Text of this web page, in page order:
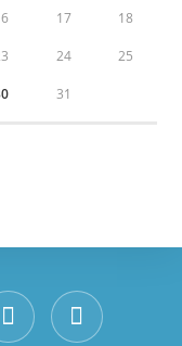
17 18
24 25
31